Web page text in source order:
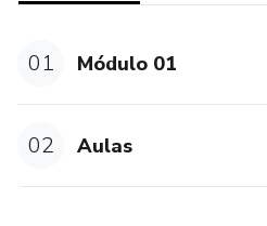
01 Módulo 01
02 Aulas